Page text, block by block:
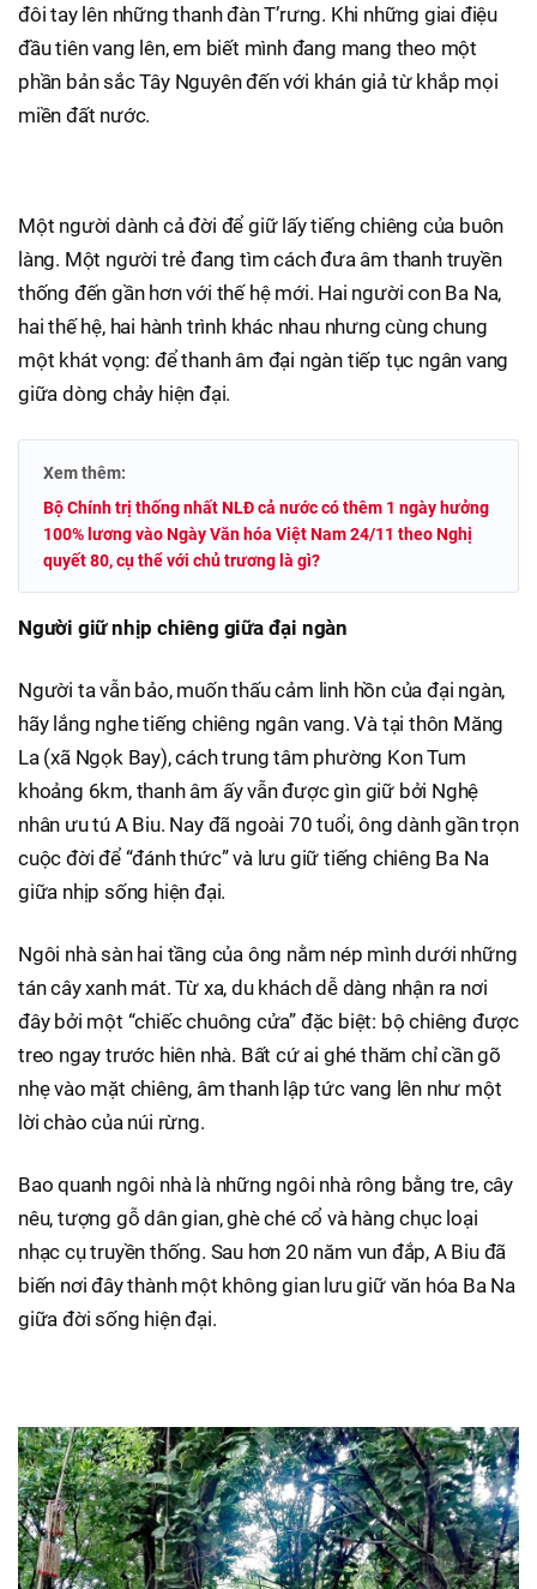
đôi tay lên những thanh đàn T’rưng. Khi những giai điệu
đầu tiên vang lên, em biết mình đang mang theo một
phần bản sắc Tây Nguyên đến với khán giả từ khắp mọi
miền đất nước.
Một người dành cả đời để giữ lấy tiếng chiêng của buôn
làng. Một người trẻ đang tìm cách đưa âm thanh truyền
thống đến gần hơn với thế hệ mới. Hai người con Ba Na,
hai thế hệ, hai hành trình khác nhau nhưng cùng chung
một khát vọng: để thanh âm đại ngàn tiếp tục ngân vang
giữa dòng chảy hiện đại.
Xem thêm:
Bộ Chính trị thống nhất NLĐ cả nước có thêm 1 ngày hưởng
100% lương vào Ngày Văn hóa Việt Nam 24/11 theo Nghị
quyết 80, cụ thể với chủ trương là gì?
Người giữ nhịp chiêng giữa đại ngàn
Người ta vẫn bảo, muốn thấu cảm linh hồn của đại ngàn,
hãy lắng nghe tiếng chiêng ngân vang. Và tại thôn Măng
La (xã Ngọk Bay), cách trung tâm phường Kon Tum
khoảng 6km, thanh âm ấy vẫn được gìn giữ bởi Nghệ
nhân ưu tú A Biu. Nay đã ngoài 70 tuổi, ông dành gần trọn
cuộc đời để “đánh thức” và lưu giữ tiếng chiêng Ba Na
giữa nhịp sống hiện đại.
Ngôi nhà sàn hai tầng của ông nằm nép mình dưới những
tán cây xanh mát. Từ xa, du khách dễ dàng nhận ra nơi
đây bởi một “chiếc chuông cửa” đặc biệt: bộ chiêng được
treo ngay trước hiên nhà. Bất cứ ai ghé thăm chỉ cần gõ
nhẹ vào mặt chiêng, âm thanh lập tức vang lên như một
lời chào của núi rừng.
Bao quanh ngôi nhà là những ngôi nhà rông bằng tre, cây
nêu, tượng gỗ dân gian, ghè ché cổ và hàng chục loại
nhạc cụ truyền thống. Sau hơn 20 năm vun đắp, A Biu đã
biến nơi đây thành một không gian lưu giữ văn hóa Ba Na
giữa đời sống hiện đại.